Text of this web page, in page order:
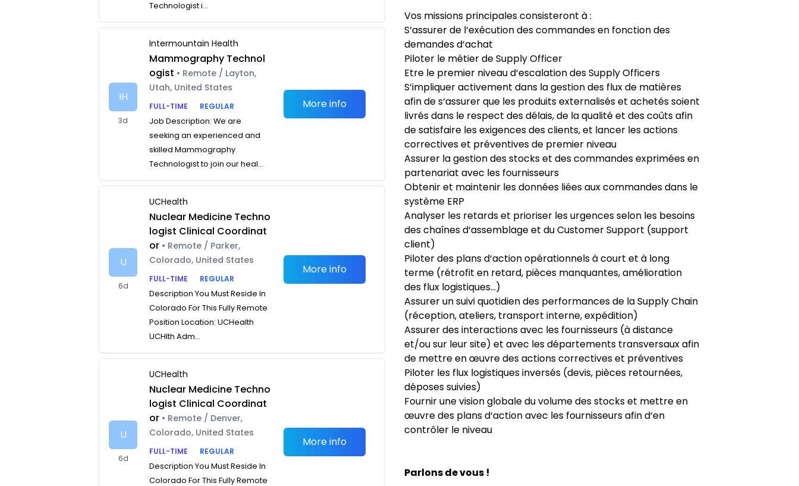
Technologist i...
IH
3d
Intermountain Health
Mammography Technol
ogist • Remote / Layton,
Utah, United States
FULL-TIME
REGULAR
Job Description: We are
seeking an experienced and
skilled Mammography
Technologist to join our heal...
More info
U
6d
UCHealth
Nuclear Medicine Techno
logist Clinical Coordinat
or • Remote / Parker,
Colorado, United States
FULL-TIME
REGULAR
Description You Must Reside In
Colorado For This Fully Remote
Position Location: UCHealth
UCHlth Adm...
More info
U
6d
UCHealth
Nuclear Medicine Techno
logist Clinical Coordinat
or • Remote / Denver,
Colorado, United States
FULL-TIME
REGULAR
Description You Must Reside In
Colorado For This Fully Remote
More info
Vos missions principales consisteront à :
S‘assurer de l‘exécution des commandes en fonction des
demandes d‘achat
Piloter le métier de Supply Officer
Etre le premier niveau d‘escalation des Supply Officers
S‘impliquer activement dans la gestion des flux de matières
afin de s‘assurer que les produits externalisés et achetés soient
livrés dans le respect des délais, de la qualité et des coûts afin
de satisfaire les exigences des clients, et lancer les actions
correctives et préventives de premier niveau
Assurer la gestion des stocks et des commandes exprimées en
partenariat avec les fournisseurs
Obtenir et maintenir les données liées aux commandes dans le
système ERP
Analyser les retards et prioriser les urgences selon les besoins
des chaînes d‘assemblage et du Customer Support (support
client)
Piloter des plans d‘action opérationnels à court et à long
terme (rétrofit en retard, pièces manquantes, amélioration
des flux logistiques...)
Assurer un suivi quotidien des performances de la Supply Chain
(réception, ateliers, transport interne, expédition)
Assurer des interactions avec les fournisseurs (à distance
et/ou sur leur site) et avec les départements transversaux afin
de mettre en œuvre des actions correctives et préventives
Piloter les flux logistiques inversés (devis, pièces retournées,
déposes suivies)
Fournir une vision globale du volume des stocks et mettre en
œuvre des plans d‘action avec les fournisseurs afin d‘en
contrôler le niveau
Parlons de vous !